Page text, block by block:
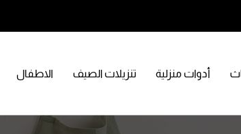
أدوات منزلية تنزيلات الصيف الاطفال